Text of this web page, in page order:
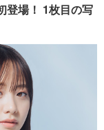
登場！ 1枚目の写